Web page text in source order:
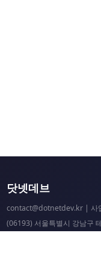
닷넷데브
contact@dotnetdev.kr| 사
(06193) 서울특별시 강남구